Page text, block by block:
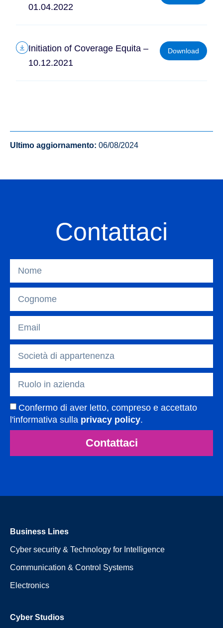
01.04.2022
Initiation of Coverage Equita –
10.12.2021
Download
Ultimo aggiornamento: 06/08/2024
Contattaci
Confermo di aver letto, compreso e accettato
l'informativa sulla privacy policy.
Contattaci
Business Lines
Cyber security & Technology for Intelligence
Communication & Control Systems
Electronics
Cyber Studios